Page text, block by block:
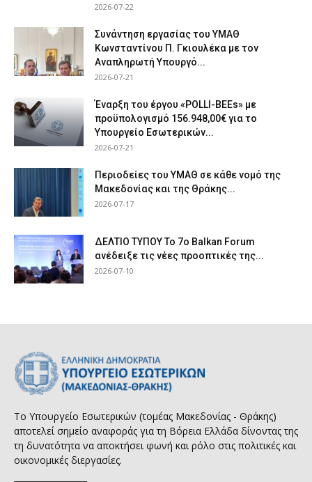
2026-07-22
Συνάντηση εργασίας του ΥΜΑΘ
Κωνσταντίνου Π. Γκιουλέκα με τον
Αναπληρωτή Υπουργό...
2026-07-21
Έναρξη του έργου «POLLI-BEEs» με
προϋπολογισμό 156.948,00€ για το
Υπουργείο Εσωτερικών...
2026-07-21
Περιοδείες του ΥΜΑΘ σε κάθε νομό της
Μακεδονίας και της Θράκης...
2026-07-17
ΔΕΛΤΙΟ ΤΥΠΟΥ Το 7ο Balkan Forum
ανέδειξε τις νέες προοπτικές της...
2026-07-10
Το Υπουργείο Εσωτερικών (τομέας Μακεδονίας - Θράκης)
αποτελεί σημείο αναφοράς για τη Βόρεια Ελλάδα δίνοντας της
τη δυνατότητα να αποκτήσει φωνή και ρόλο στις πολιτικές και
οικονομικές διεργασίες.